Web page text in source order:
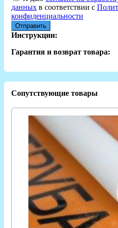
данных в соответствии с
конфиденциальности
Отправить
Инструкции:
Гарантия и возврат товара:
Сопутствующие товары